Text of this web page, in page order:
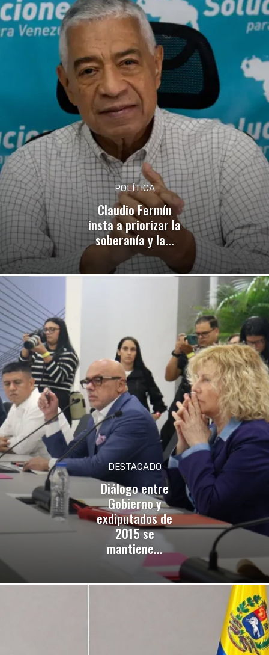
POLÍTICA
Claudio Fermín
insta a priorizar la
soberanía y la...
DESTACADO
Diálogo entre
Gobierno y
exdiputados de
2015 se
mantiene...